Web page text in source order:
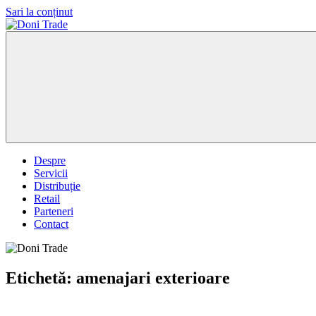
Sari la conținut
Despre
Servicii
Distribuție
Retail
Parteneri
Contact
Etichetă: amenajari exterioare